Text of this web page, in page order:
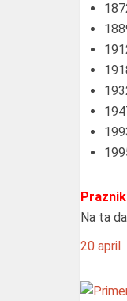
Na ta
20 april